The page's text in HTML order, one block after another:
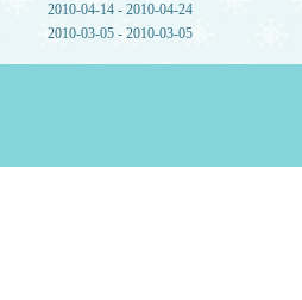
2010-04-14 - 2010-04-24
2010-03-05 - 2010-03-05